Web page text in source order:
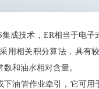
集成技术，ER相当于电
用相关积分算法，具有
和油水相对含量。
下油管作业牵引，它可